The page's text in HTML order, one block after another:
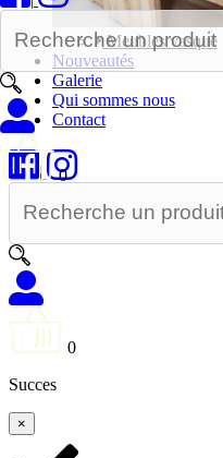
0
Meubles vasque
Nouveautés
Galerie
Qui sommes nous
Contact
|
0
Succes
×